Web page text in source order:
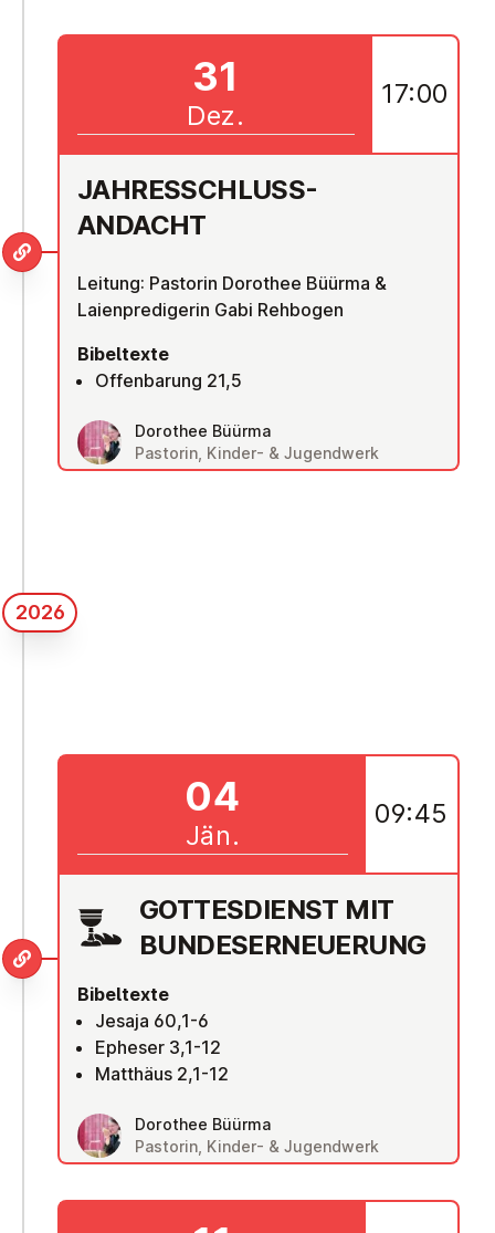
JAH­RES­SCHLUSS-
ANDACHT
Leitung: Pastorin Dorothee Büürma &
Laienpredigerin Gabi Rehbogen
Bibeltexte
Offenbarung 21,5
Dorothee Büürma
Pastorin, Kinder- & Jugendwerk
31
Dez.
17:00
2026
GOT­TES­DIENST MIT
BUN­DES­ER­NEUE­RUNG
Bibeltexte
Jesaja 60,1-6
Epheser 3,1-12
Matthäus 2,1-12
Dorothee Büürma
Pastorin, Kinder- & Jugendwerk
04
Jän.
09:45